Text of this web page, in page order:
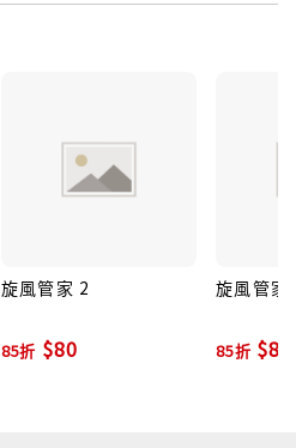
旋風管家 2
85折 $80
旋風管家
85折 $80